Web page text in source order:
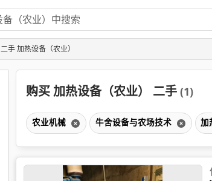
二手 加热设备（农业）
购买 加热设备（农业） 二手 (1)
农业机械 牛舍设备与农场技术 加